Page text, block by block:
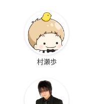
村瀬歩